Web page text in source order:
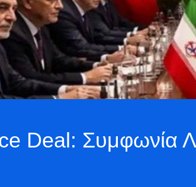
Deal: Συμφωνία